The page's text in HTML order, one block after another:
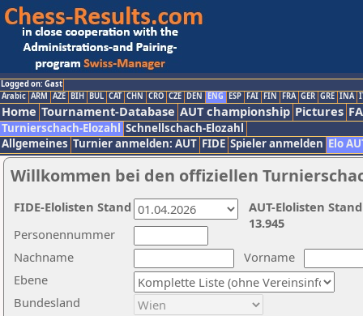
Logged on: Gast
Arabic ARM AZE BIH BUL CAT CHN CRO CZE DEN ENG ESP FAI FIN FRA GER GRE INA
Home Tournament-Database AUT championship Pictures
Turnierschach-Elozahl Schnellschach-Elozahl
Allgemeines Turnier anmelden: AUT FIDE Spieler anmelden Elo
Willkommen bei den offiziellen
Nachname
Vorname
Ebene
Personennummer
Bundesland
AUT-Elolisten
13.945
FIDE-Elolisten Stand